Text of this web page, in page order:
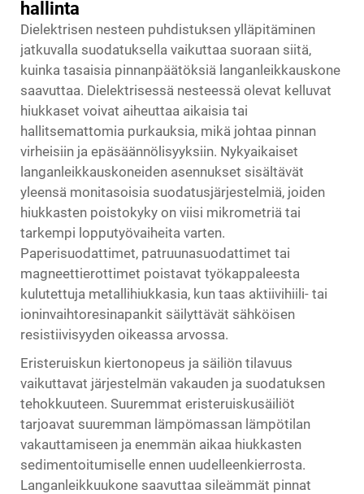
hallinta
Dielektrisen nesteen puhdistuksen ylläpitäminen
jatkuvalla suodatuksella vaikuttaa suoraan siitä,
kuinka tasaisia pinnanpäätöksiä langanleikkauskone
saavuttaa. Dielektrisessä nesteessä olevat kelluvat
hiukkaset voivat aiheuttaa aikaisia tai
hallitsemattomia purkauksia, mikä johtaa pinnan
virheisiin ja epäsäännölisyyksiin. Nykyaikaiset
langanleikkauskoneiden asennukset sisältävät
yleensä monitasoisia suodatusjärjestelmiä, joiden
hiukkasten poistokyky on viisi mikrometriä tai
tarkempi lopputyövaiheita varten.
Paperisuodattimet, patruunasuodattimet tai
magneettierottimet poistavat työkappaleesta
kulutettuja metallihiukkasia, kun taas aktiivihiili- tai
ioninvaihtoresinapankit säilyttävät sähköisen
resistiivisyyden oikeassa arvossa.
Eristeruiskun kiertonopeus ja säiliön tilavuus
vaikuttavat järjestelmän vakauden ja suodatuksen
tehokkuuteen. Suuremmat eristeruiskusäiliöt
tarjoavat suuremman lämpömassan lämpötilan
vakauttamiseen ja enemmän aikaa hiukkasten
sedimentoitumiselle ennen uudelleenkierrosta.
Langanleikkuukone saavuttaa sileämmät pinnat